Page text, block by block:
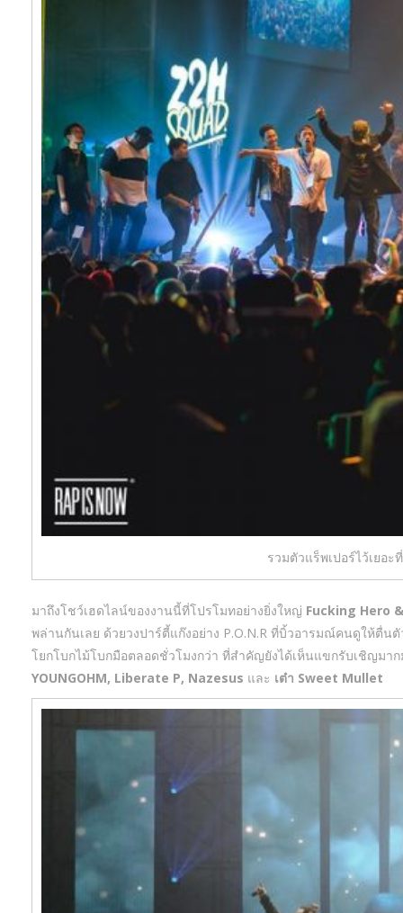
รวมตัวแร็พเปอร์ไว้เยอะ
มาถึงโชว์เฮดไลน์ของงานนี้ที่โปรโมทอย่างยิ่งใหญ่ Fucking Hero
พล่านกันเลย ด้วยวงปาร์ตี้แก๊งอย่าง P.O.N.R ที่บิ้วอารมณ์คนดูให้ตื่
โยกโบกไม้โบกมือตลอดชั่วโมงกว่า ที่สำคัญยังได้เห็นแขกรับเชิญม
YOUNGOHM, Liberate P, Nazesus และ เต๋า Sweet Mullet